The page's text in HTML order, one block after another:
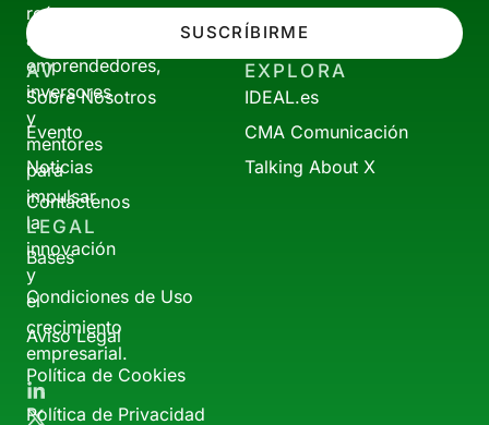
reúne
a
emprendedores,
inversores
y
mentores
para
impulsar
la
innovación
y
el
crecimiento
empresarial.
SUSCRÍBIRME
AV
Sobre Nosotros
Evento
Noticias
Contáctenos
EXPLORA
IDEAL.es
CMA Comunicación
Talking About X
LEGAL
Bases
Condiciones de Uso
Aviso Legal
Política de Cookies
Política de Privacidad